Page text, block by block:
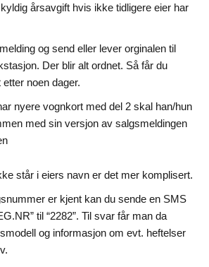
årsavgift hvis ikke tidligere eier har
og send eller lever orginalen til
Der blir alt ordnet. Så får du
noen dager.
nyere vognkort med del 2 skal han/hun
med sin versjon av salgsmeldingen
står i eiers navn er det mer komplisert.
er kjent kan du sende en SMS
til “2282”. Til svar får man da
og informasjon om evt. heftelser